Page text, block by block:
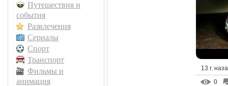
Путешествия и
события
Развлечения
Сериалы
Спорт
Транспорт
Фильмы и
анимация
13 г.
0